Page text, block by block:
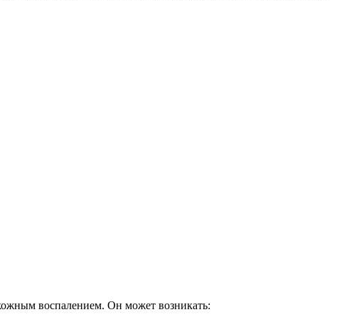
воспалением. Он может возникать: